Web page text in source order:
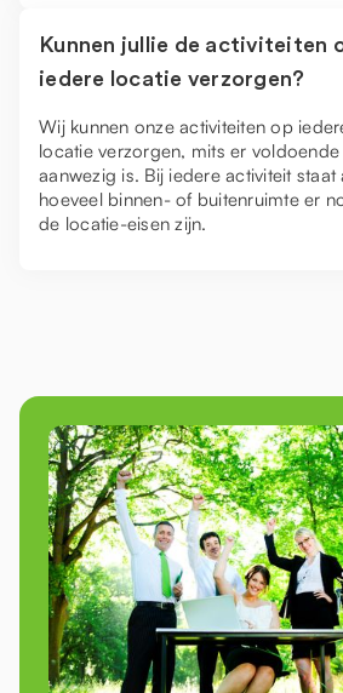
Kunnen jullie de activiteiten
iedere locatie verzorgen?
Wij kunnen onze activiteiten op
locatie verzorgen, mits er
aanwezig is. Bij iedere activiteit staat
hoeveel binnen- of buitenruimte er
de locatie-eisen zijn.